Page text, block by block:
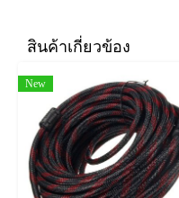
สินค้าเกี่ยวข้อง
New